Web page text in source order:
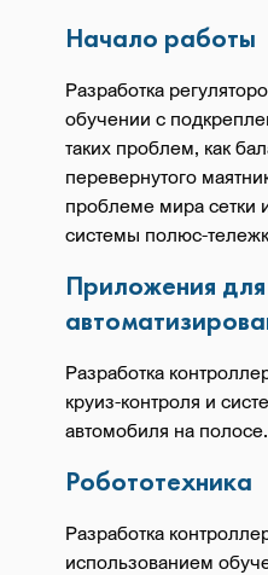
Начало работы
Разработка
обучении с
таких проблем, как
перевернутого
проблеме мира сетки
системы полюс-
Приложения для
Разработка
круиз-контроля и
автомобиля на полосе.
Робототехника
Разработка
использованием